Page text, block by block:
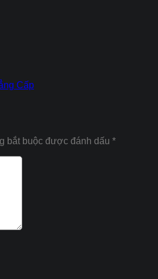
Cấp
bắt buộc được đánh dấu *